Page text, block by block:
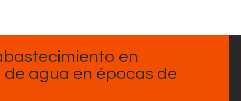
Nosotros
en
agua en épocas de